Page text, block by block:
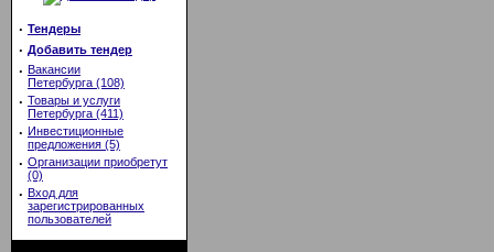
· Тендеры
· Добавить тендер
· Вакансии
Петербурга (108)
· Товары и услуги
Петербурга (411)
· Инвестиционные
предложения (5)
· Организации приобретут
(0)
· Вход для
зарегистрированных
пользователей